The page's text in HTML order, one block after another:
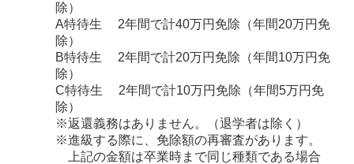
除）
A特待生 2年間で計40万円免除（年間20万円免
除）
B特待生 2年間で計20万円免除（年間10万円免
除）
C特待生 2年間で計10万円免除（年間5万円免
除）
※返還義務はありません。（退学者は除く）
※進級する際に、免除額の再審査があります。
上記の金額は卒業時まで同じ種類である場合